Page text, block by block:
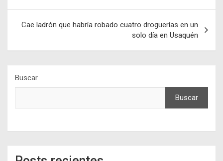
entradas
Cae ladrón que habría robado cuatro droguerías en un
solo día en Usaquén
Buscar
Buscar